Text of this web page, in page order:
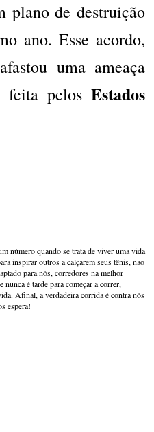
plano de destruição
ano. Esse acordo,
uma ameaça
feita pelos Estados
número quando se trata de viver uma vida
inspirar outros a calçarem seus tênis, não
para nós, corredores na melhor
é tarde para começar a correr,
Afinal, a verdadeira corrida é contra nós
espera!